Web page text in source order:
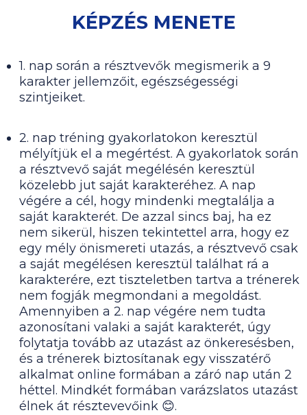
KÉPZÉS MENETE
1. nap során a résztvevők megismerik a 9
karakter jellemzőit, egészségességi
szintjeiket.
2. nap tréning gyakorlatokon keresztül
mélyítjük el a megértést. A gyakorlatok során
a résztvevő saját megélésén keresztül
közelebb jut saját karakteréhez. A nap
végére a cél, hogy mindenki megtalálja a
saját karakterét. De azzal sincs baj, ha ez
nem sikerül, hiszen tekintettel arra, hogy ez
egy mély önismereti utazás, a résztvevő csak
a saját megélésen keresztül találhat rá a
karakterére, ezt tiszteletben tartva a trénerek
nem fogják megmondani a megoldást.
Amennyiben a 2. nap végére nem tudta
azonosítani valaki a saját karakterét, úgy
folytatja tovább az utazást az önkeresésben,
és a trénerek biztosítanak egy visszatérő
alkalmat online formában a záró nap után 2
héttel. Mindkét formában varázslatos utazást
élnek át résztevevőink 😊.